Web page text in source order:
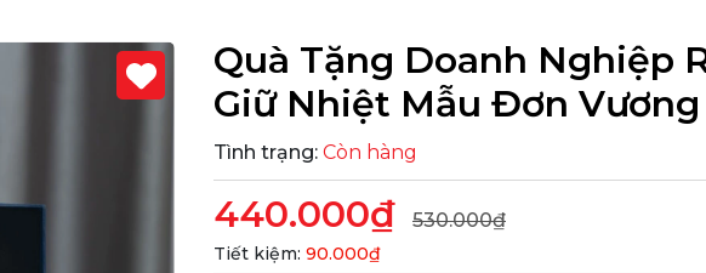
Quà Tặng Doanh Nghiệp
Giữ Nhiệt Mẫu Đơn Vương
Tình trạng: Còn hàng
440.000₫ 530.000₫
Tiết kiệm: 90.000₫